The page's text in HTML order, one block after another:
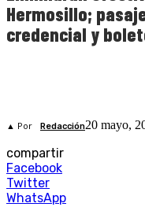
Hermosillo;
credencial y
▲ Por Redacción20 mayo,
compartir
Facebook
Twitter
WhatsApp